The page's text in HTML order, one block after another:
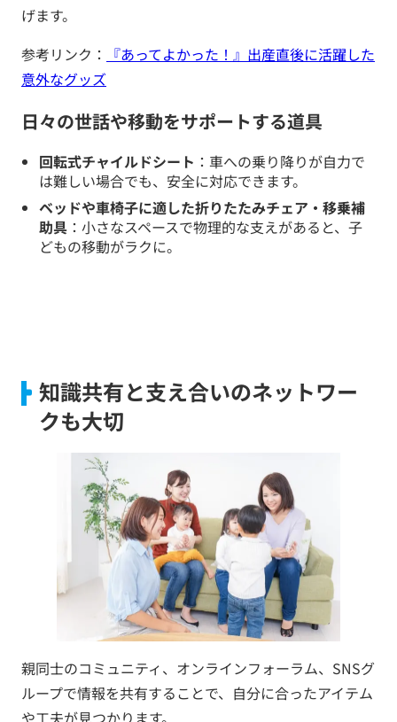
げます。
参考リンク：
『あってよかった！』出産直後に活躍した
意外なグッズ
日々の世話や移動をサポートする道具
回転式チャイルドシート ：車への乗り降りが自力で
は難しい場合でも、安全に対応できます。
ベッドや車椅子に適した折りたたみチェア・移乗補
助具 ：小さなスペースで物理的な支えがあると、子
どもの移動がラクに。
知識共有と支え合いのネットワー
クも大切
親同士のコミュニティ、オンラインフォーラム、SNSグ
ループで情報を共有することで、自分に合ったアイテム